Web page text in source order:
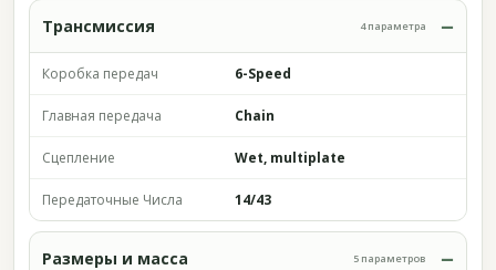
Трансмиссия 4 параметра
Коробка передач 6-Speed
Главная передача Chain
Сцепление Wet, multiplate
Передаточные Числа 14/43
Размеры и масса 5 параметров